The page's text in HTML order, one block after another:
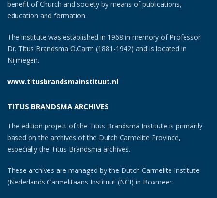
benefit of Church and society by means of publications,
education and formation.
The institute was established in 1968 in memory of Professor
Dr. Titus Brandsma O.Carm (1881-1942) and is located in
Nijmegen.
www.titusbrandsmainstituut.nl
TITUS BRANDSMA ARCHIVES
The edition project of the Titus Brandsma Institute is primarily
based on the archives of the Dutch Carmelite Province,
especially the Titus Brandsma archives.
These archives are managed by the Dutch Carmelite Institute
(Nederlands Carmelitaans Instituut (NCI) in Boxmeer.